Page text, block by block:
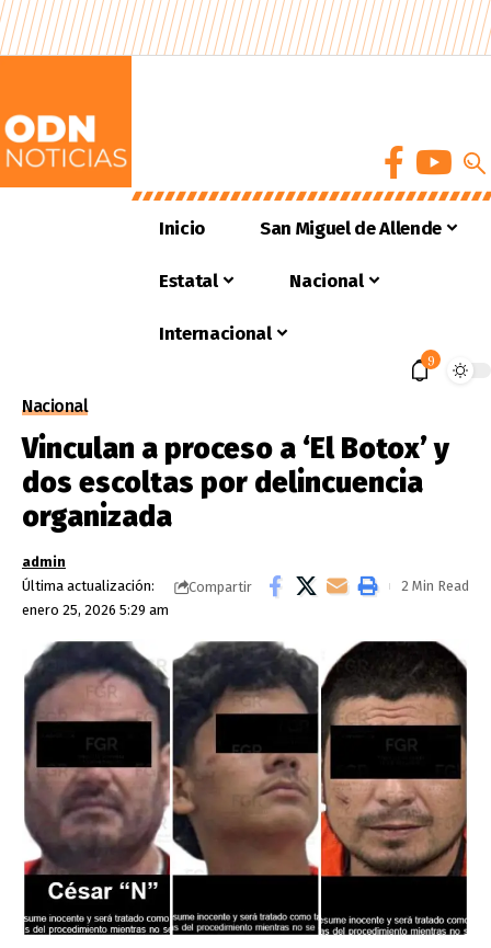
Inicio San Miguel de Allende
Estatal Nacional
Internacional
9
Nacional
Vinculan a proceso a ‘El Botox’ y
dos escoltas por delincuencia
organizada
Última actualización:
enero 25, 2026 5:29 am
admin
Compartir
2 Min Read